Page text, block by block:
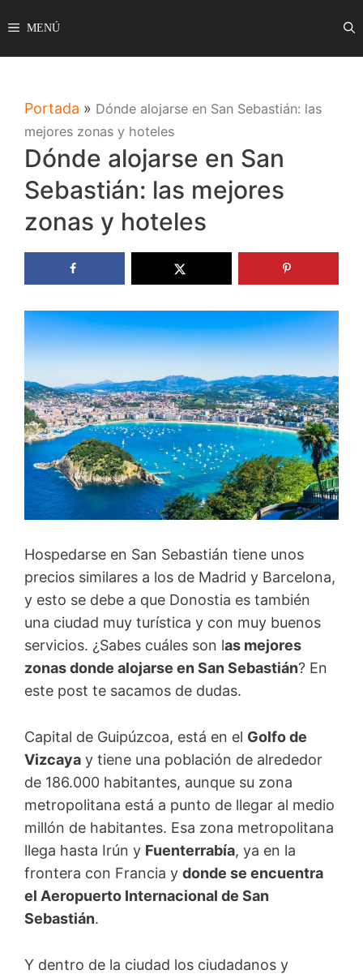
al
contenido
MENÚ
Portada » Dónde alojarse en San Sebastián: las
mejores zonas y hoteles
Dónde alojarse en San
Sebastián: las mejores
zonas y hoteles
Hospedarse en San Sebastián tiene unos
precios similares a los de Madrid y Barcelona,
y esto se debe a que Donostia es también
una ciudad muy turística y con muy buenos
servicios. ¿Sabes cuáles son las mejores
zonas donde alojarse en San Sebastián? En
este post te sacamos de dudas.
Capital de Guipúzcoa, está en el Golfo de
Vizcaya y tiene una población de alrededor
de 186.000 habitantes, aunque su zona
metropolitana está a punto de llegar al medio
millón de habitantes. Esa zona metropolitana
llega hasta Irún y Fuenterrabía, ya en la
frontera con Francia y donde se encuentra
el Aeropuerto Internacional de San
Sebastián.
Y dentro de la ciudad los ciudadanos y